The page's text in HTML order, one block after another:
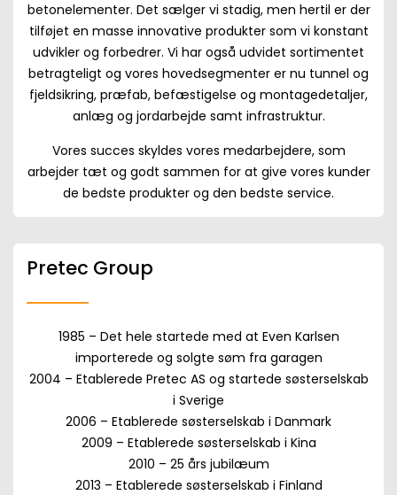
betonelementer. Det sælger vi stadig, men hertil er der
tilføjet en masse innovative produkter som vi konstant
udvikler og forbedrer. Vi har også udvidet sortimentet
betragteligt og vores hovedsegmenter er nu tunnel og
fjeldsikring, præfab, befæstigelse og montagedetaljer,
anlæg og jordarbejde samt infrastruktur.
Vores succes skyldes vores medarbejdere, som
arbejder tæt og godt sammen for at give vores kunder
de bedste produkter og den bedste service.
Pretec Group
1985 – Det hele startede med at Even Karlsen
importerede og solgte søm fra garagen
2004 – Etablerede Pretec AS og startede søsterselskab
i Sverige
2006 – Etablerede søsterselskab i Danmark
2009 – Etablerede søsterselskab i Kina
2010 – 25 års jubilæum
2013 – Etablerede søsterselskab i Finland